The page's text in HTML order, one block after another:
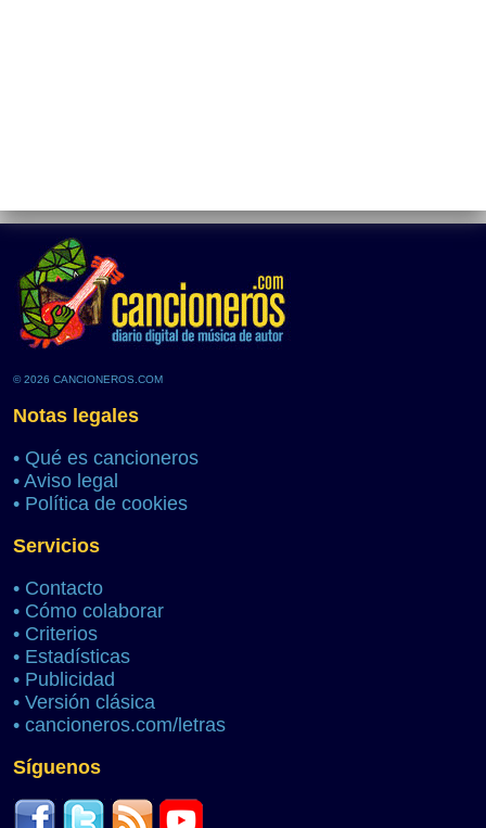
© 2026 CANCIONEROS.COM
Notas legales
• Qué es cancioneros
• Aviso legal
• Política de cookies
Servicios
• Contacto
• Cómo colaborar
• Criterios
• Estadísticas
• Publicidad
• Versión clásica
• cancioneros.com/letras
Síguenos